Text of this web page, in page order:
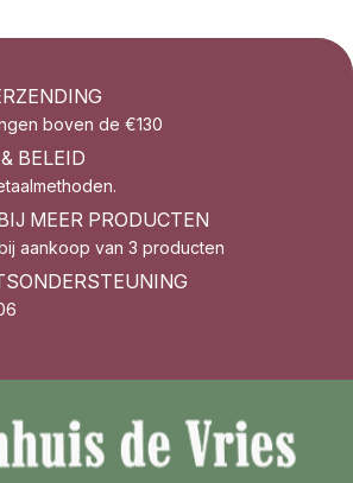
boven de €130
BELEID
MEER PRODUCTEN
aankoop van 3 producten